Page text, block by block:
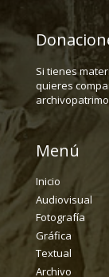
Si tienes
quieres
Menú
Inicio
Audiovisual
Fotografía
Gráfica
Textual
Archivo